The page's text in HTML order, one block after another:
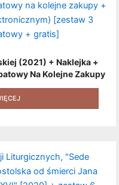
(2021) + Naklejka +
Na Kolejne Zakupy
[zestaw 3
+ Gratis]